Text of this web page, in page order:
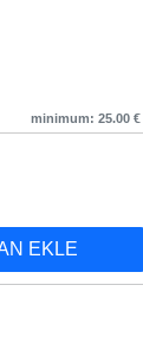
minimum: 25.00 €
EKLE